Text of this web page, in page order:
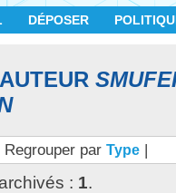
DÉPOSER
Regrouper par Type |
: 1.